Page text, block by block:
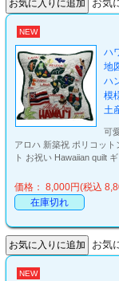
お気
NEW
ハ
地
ハ
模
土
可
アロハ 新築祝 ポリコッ
ト お祝い Hawaiian quilt ギ
価格： 8,000円(税込
在庫切れ
お気
NEW